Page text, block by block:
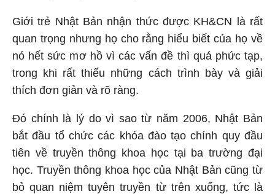
Giới trẻ Nhật Bản nhận thức được KH&CN là rất
quan trọng nhưng họ cho rằng hiểu biết của họ về
nó hết sức mơ hồ vì các vấn đề thì quá phức tạp,
trong khi rất thiếu những cách trình bày và giải
thích đơn giản và rõ ràng.
Đó chính là lý do vì sao từ năm 2006, Nhật Bản
bắt đầu tổ chức các khóa đào tạo chính quy đầu
tiên về truyền thông khoa học tại ba trường đại
học. Truyền thông khoa học của Nhật Bản cũng từ
bỏ quan niệm tuyên truyền từ trên xuống, tức là